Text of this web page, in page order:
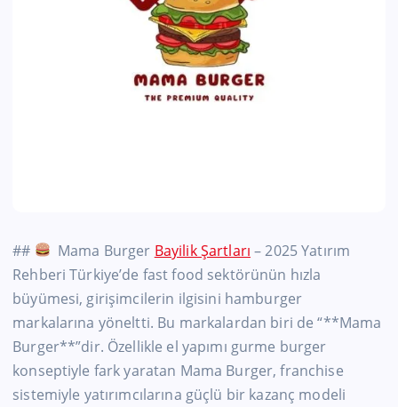
## Mama Burger Bayilik Şartları – 2025 Yatırım
Rehberi Türkiye’de fast food sektörünün hızla
büyümesi, girişimcilerin ilgisini hamburger
markalarına yöneltti. Bu markalardan biri de “**Mama
Burger**”dir. Özellikle el yapımı gurme burger
konseptiyle fark yaratan Mama Burger, franchise
sistemiyle yatırımcılarına güçlü bir kazanç modeli